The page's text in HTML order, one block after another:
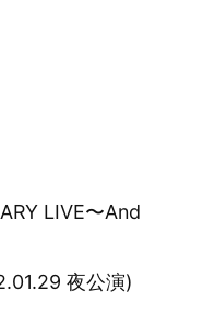
LIVE〜And
夜公演)